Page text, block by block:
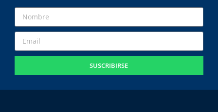
SUSCRIBIRSE